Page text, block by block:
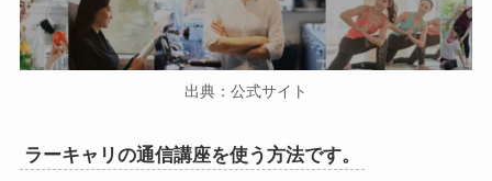
出典：公式サイト
ラーキャリの通信講座を使う方法です。